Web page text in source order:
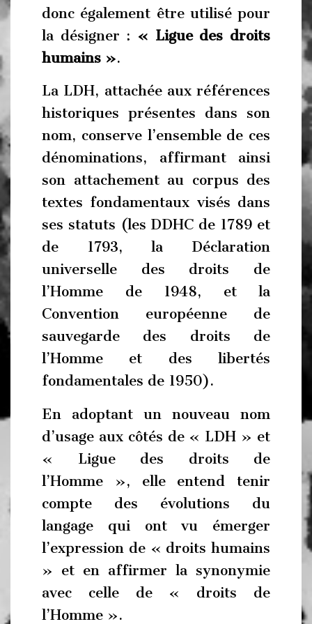
donc également être utilisé pour
la désigner : « Ligue des droits
humains ».
La LDH, attachée aux références
historiques présentes dans son
nom, conserve l’ensemble de ces
dénominations, affirmant ainsi
son attachement au corpus des
textes fondamentaux visés dans
ses statuts (les DDHC de 1789 et
de 1793, la Déclaration
universelle des droits de
l’Homme de 1948, et la
Convention européenne de
sauvegarde des droits de
l’Homme et des libertés
fondamentales de 1950).
En adoptant un nouveau nom
d’usage aux côtés de « LDH » et
« Ligue des droits de
l’Homme », elle entend tenir
compte des évolutions du
langage qui ont vu émerger
l’expression de « droits humains
» et en affirmer la synonymie
avec celle de « droits de
l’Homme ».